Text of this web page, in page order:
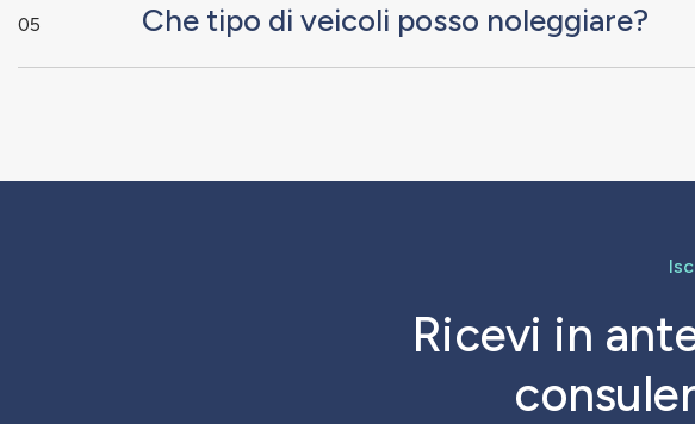
05 Che tipo di veicoli posso noleggiare?
Ricevi in